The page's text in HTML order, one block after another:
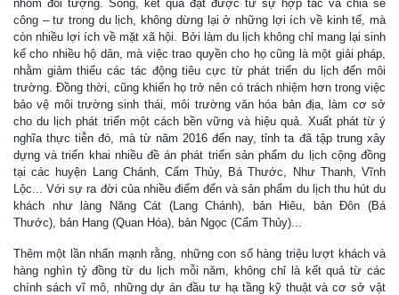
nhóm đối tượng. Song, kết quả đạt được từ sự hợp tác và chia sẻ
công – tư trong du lịch, không dừng lại ở những lợi ích về kinh tế, mà
còn nhiều lợi ích về mặt xã hội. Bởi làm du lịch không chỉ mang lại sinh
kế cho nhiều hộ dân, mà việc trao quyền cho họ cũng là một giải pháp,
nhằm giảm thiểu các tác động tiêu cực từ phát triển du lịch đến môi
trường. Đồng thời, cũng khiến họ trở nên có trách nhiệm hơn trong việc
bảo vệ môi trường sinh thái, môi trường văn hóa bản địa, làm cơ sở
cho du lịch phát triển một cách bền vững và hiệu quả. Xuất phát từ ý
nghĩa thực tiễn đó, mà từ năm 2016 đến nay, tỉnh ta đã tập trung xây
dựng và triển khai nhiều đề án phát triển sản phẩm du lịch cộng đồng
tại các huyện Lang Chánh, Cẩm Thủy, Bá Thước, Như Thanh, Vĩnh
Lộc... Với sự ra đời của nhiều điểm đến và sản phẩm du lịch thu hút du
khách như làng Năng Cát (Lang Chánh), bản Hiêu, bản Đôn (Bá
Thước), bản Hang (Quan Hóa), bản Ngọc (Cẩm Thủy)...
Thêm một lần nhấn mạnh rằng, những con số hàng triệu lượt khách và
hàng nghìn tỷ đồng từ du lịch mỗi năm, không chỉ là kết quả từ các
chính sách vĩ mô, những dự án đầu tư hạ tầng kỹ thuật và cơ sở vật